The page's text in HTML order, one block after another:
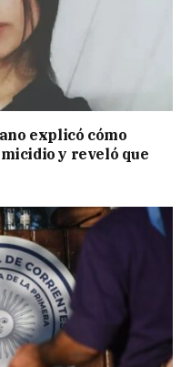
explicó cómo
y reveló que